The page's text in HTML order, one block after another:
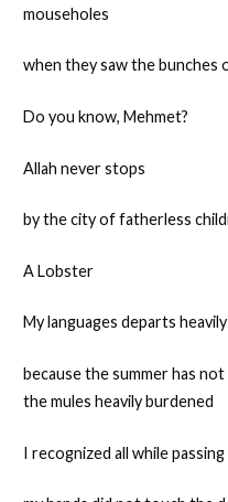
mouseholes
when they saw the
Do you know, Mehmet?
Allah never stops
by the city of fatherless
A Lobster
My languages departs
because the summer has
the mules heavily burdened
I recognized all while